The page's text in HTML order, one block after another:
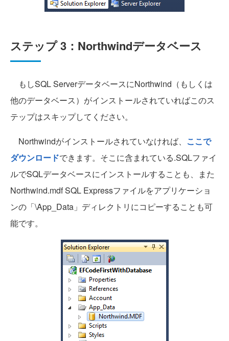
ステップ 3：Northwindデータベース
もしSQL ServerデータベースにNorthwind（もしくは
他のデータベース）がインストールされていればこのス
テップはスキップしてください。
Northwindがインストールされていなければ、 ここで
ダウンロードできます。そこに含まれている.SQLファイ
ルでSQLデータベースにインストールすることも、また
Northwind.mdf SQL Expressファイルをアプリケーショ
ンの「\App_Data」ディレクトリにコピーすることも可
能です。